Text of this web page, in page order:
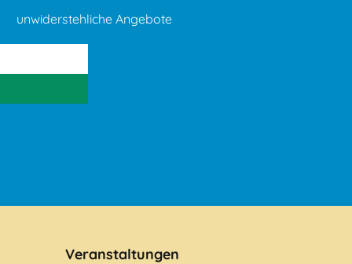
unwiderstehliche Angebote
Veranstaltungen